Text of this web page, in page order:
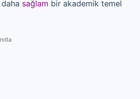
sağlam bir akademik temel